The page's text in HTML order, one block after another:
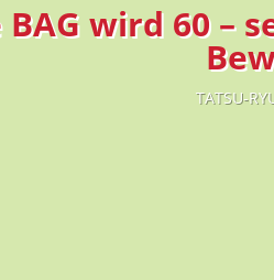
BAG wird 60 –
TATSU-